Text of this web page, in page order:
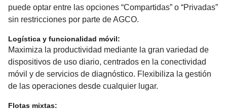
puede optar entre las opciones “Compartidas” o “Privadas”
sin restricciones por parte de AGCO.
Logística y funcionalidad móvil:
Maximiza la productividad mediante la gran variedad de
dispositivos de uso diario, centrados en la conectividad
móvil y de servicios de diagnóstico. Flexibiliza la gestión
de las operaciones desde cualquier lugar.
Flotas mixtas: